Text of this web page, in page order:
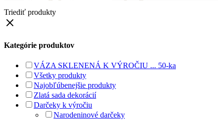
Triediť produkty
Kategórie produktov
VÁZA SKLENENÁ K VÝROČIU ... 50-ka
Všetky produkty
Najobľúbenejšie produkty
Zlatá sada dekorácií
Darčeky k výročiu
Narodeninové darčeky